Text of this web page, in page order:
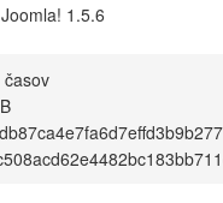
1.5.6
časov